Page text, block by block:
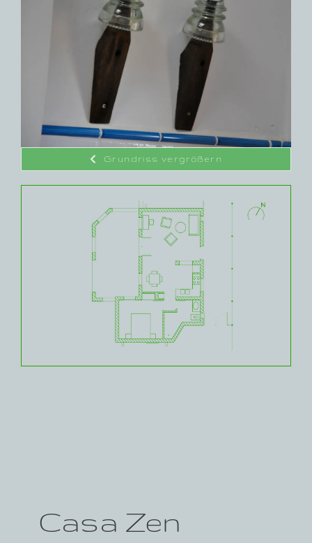
Grundriss vergrößern
Casa Zen